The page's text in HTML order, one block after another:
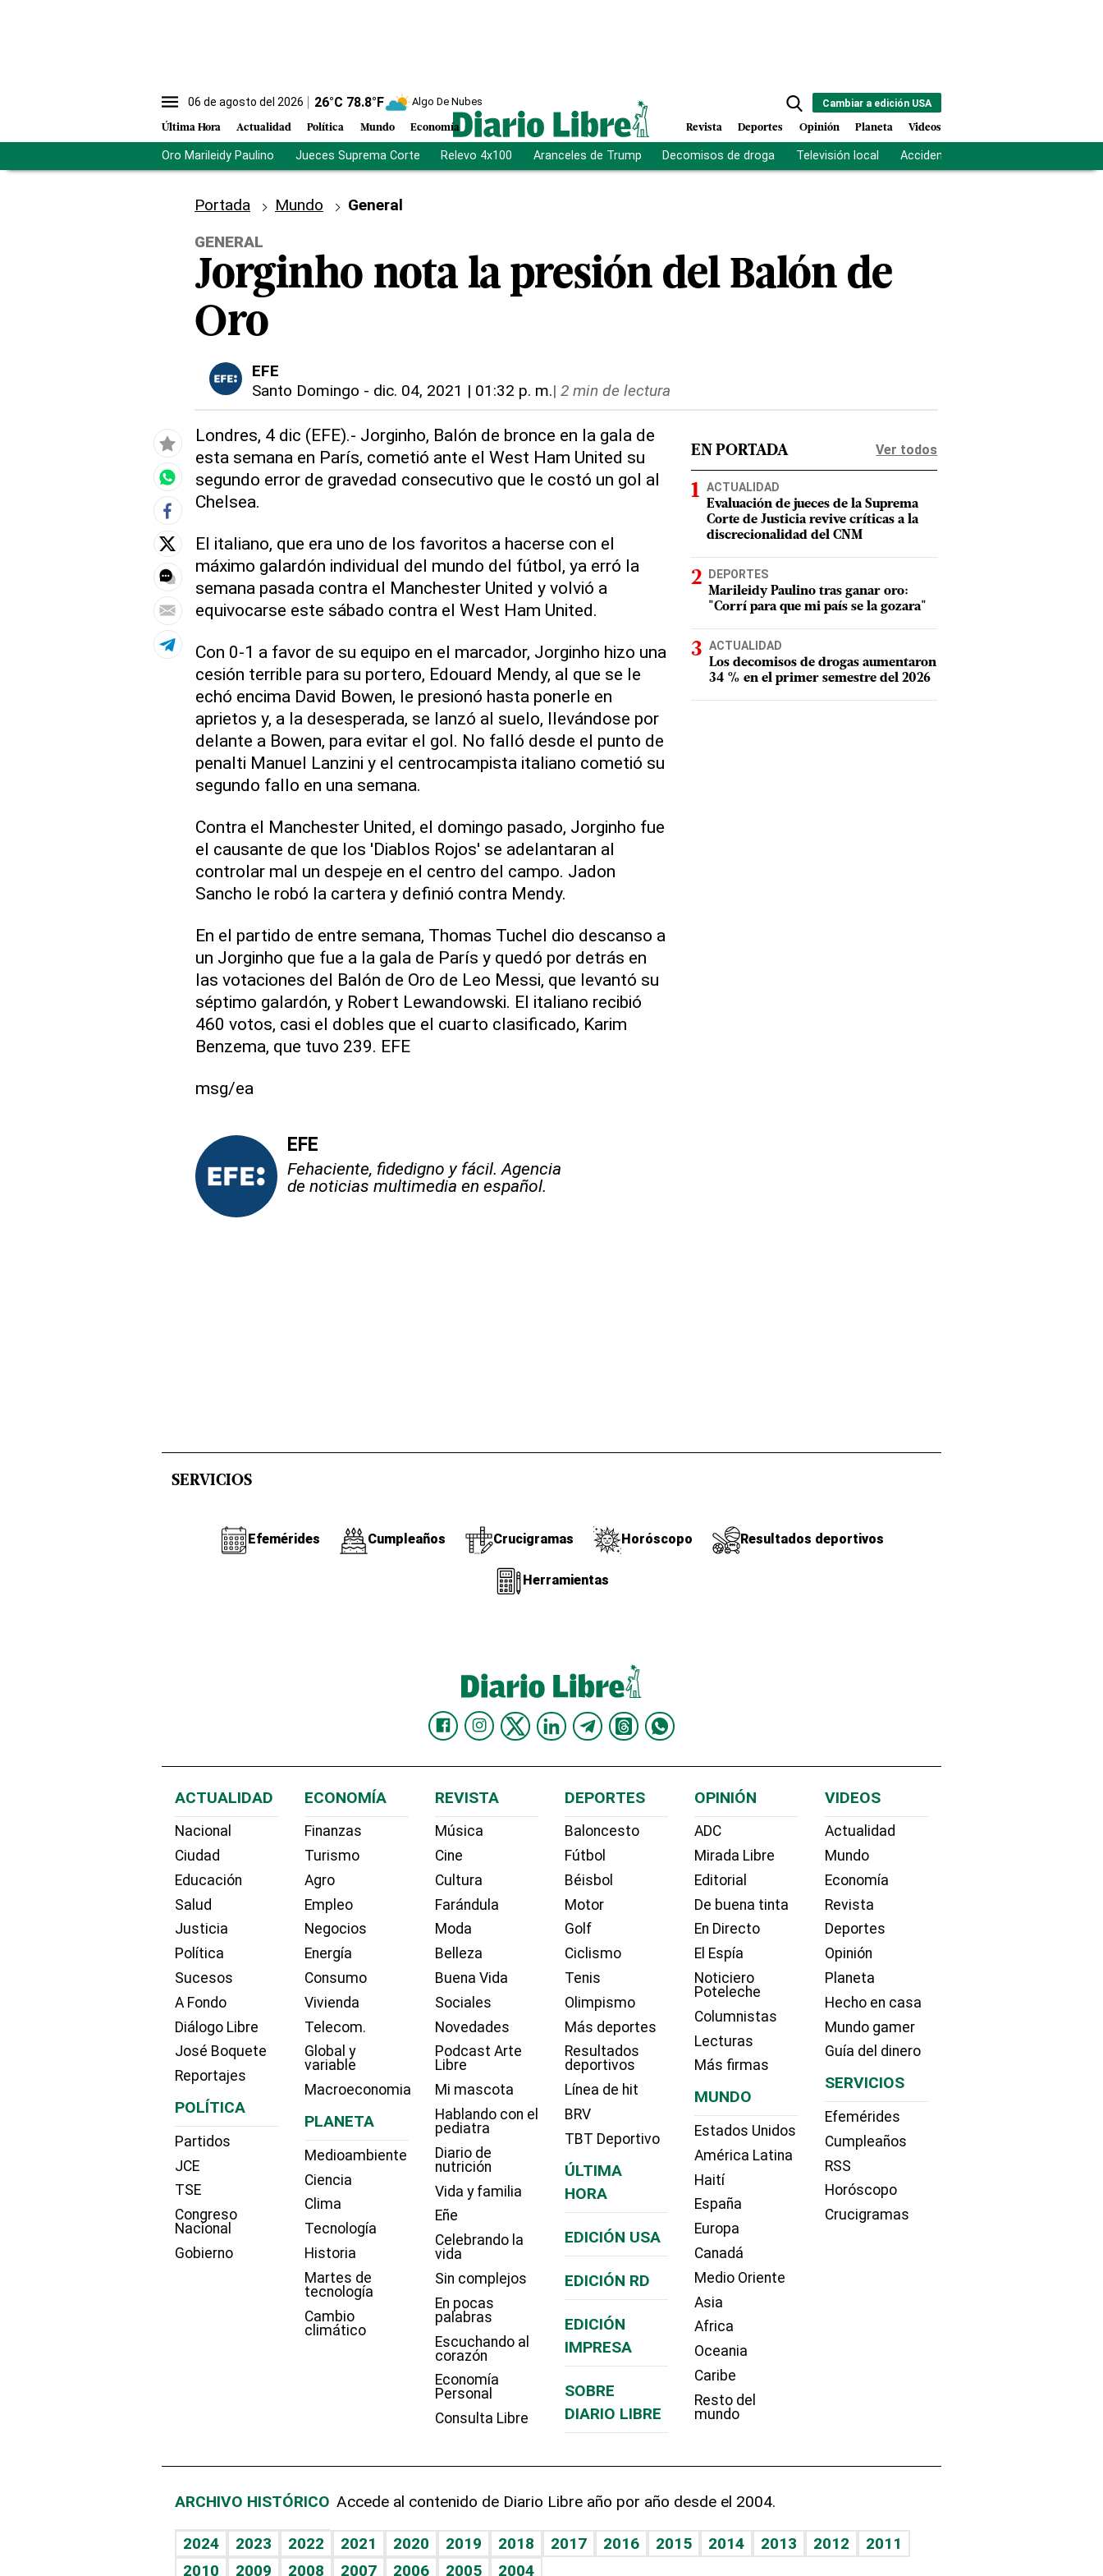
06 de agosto del 2026 26°C 78.8°F Algo De Nubes
Última Hora Actualidad Política Mundo Economía
Cambiar a edición USA
Revista Deportes Opinión Planeta Videos
Oro Marileidy Paulino Jueces Suprema Corte Relevo 4x100 Aranceles de Trump Decomisos de droga Televisión local Accidente Los Ríos
Portada Mundo
General
GENERAL
Jorginho nota la presión del Balón de
Oro
EFE
Santo Domingo - dic. 04, 2021 | 01:32 p. m.| 2 min de lectura
Londres, 4 dic (EFE).- Jorginho, Balón de bronce en la gala de
esta semana en París, cometió ante el West Ham United su
segundo error de gravedad consecutivo que le costó un gol al
Chelsea.
El italiano, que era uno de los favoritos a hacerse con el
máximo galardón individual del mundo del fútbol, ya erró la
semana pasada contra el Manchester United y volvió a
equivocarse este sábado contra el West Ham United.
Con 0-1 a favor de su equipo en el marcador, Jorginho hizo una
cesión terrible para su portero, Edouard Mendy, al que se le
echó encima David Bowen, le presionó hasta ponerle en
aprietos y, a la desesperada, se lanzó al suelo, llevándose por
delante a Bowen, para evitar el gol. No falló desde el punto de
penalti Manuel Lanzini y el centrocampista italiano cometió su
segundo fallo en una semana.
Contra el Manchester United, el domingo pasado, Jorginho fue
el causante de que los 'Diablos Rojos' se adelantaran al
controlar mal un despeje en el centro del campo. Jadon
Sancho le robó la cartera y definió contra Mendy.
En el partido de entre semana, Thomas Tuchel dio descanso a
un Jorginho que fue a la gala de París y quedó por detrás en
las votaciones del Balón de Oro de Leo Messi, que levantó su
séptimo galardón, y Robert Lewandowski. El italiano recibió
460 votos, casi el dobles que el cuarto clasificado, Karim
Benzema, que tuvo 239. EFE
msg/ea
EFE
Fehaciente, fidedigno y fácil. Agencia
de noticias multimedia en español.
EN PORTADA Ver todos
ACTUALIDAD
Evaluación de jueces de la Suprema
Corte de Justicia revive críticas a la
discrecionalidad del CNM
DEPORTES
Marileidy Paulino tras ganar oro:
"Corrí para que mi país se la gozara"
ACTUALIDAD
Los decomisos de drogas aumentaron
34 % en el primer semestre del 2026
SERVICIOS
Efemérides Cumpleaños Crucigramas Horóscopo Resultados deportivos
Herramientas
ACTUALIDAD
Nacional
Ciudad
Educación
Salud
Justicia
Política
Sucesos
A Fondo
Diálogo Libre
José Boquete
Reportajes
POLÍTICA
Partidos
JCE
TSE
Congreso
Nacional
Gobierno
ECONOMÍA
Finanzas
Turismo
Agro
Empleo
Negocios
Energía
Consumo
Vivienda
Telecom.
Global y
variable
Macroeconomia
PLANETA
Medioambiente
Ciencia
Clima
Tecnología
Historia
Martes de
tecnología
Cambio
climático
REVISTA
Música
Cine
Cultura
Farándula
Moda
Belleza
Buena Vida
Sociales
Novedades
Podcast Arte
Libre
Mi mascota
Hablando con el
pediatra
Diario de
nutrición
Vida y familia
Eñe
Celebrando la
vida
Sin complejos
En pocas
palabras
Escuchando al
corazón
Economía
Personal
Consulta Libre
DEPORTES
Baloncesto
Fútbol
Béisbol
Motor
Golf
Ciclismo
Tenis
Olimpismo
Más deportes
Resultados
deportivos
Línea de hit
BRV
TBT Deportivo
ÚLTIMA
HORA
EDICIÓN USA
EDICIÓN RD
EDICIÓN
IMPRESA
SOBRE
DIARIO LIBRE
OPINIÓN
ADC
Mirada Libre
Editorial
De buena tinta
En Directo
El Espía
Noticiero
Poteleche
Columnistas
Lecturas
Más firmas
MUNDO
Estados Unidos
América Latina
Haití
España
Europa
Canadá
Medio Oriente
Asia
Africa
Oceania
Caribe
Resto del
mundo
VIDEOS
Actualidad
Mundo
Economía
Revista
Deportes
Opinión
Planeta
Hecho en casa
Mundo gamer
Guía del dinero
SERVICIOS
Efemérides
Cumpleaños
RSS
Horóscopo
Crucigramas
ARCHIVO HISTÓRICO Accede al contenido de Diario Libre año por año desde el 2004.
2024 2023 2022 2021 2020 2019 2018 2017 2016 2015 2014 2013 2012
2011
2010
2009 2008 2007 2006 2005 2004